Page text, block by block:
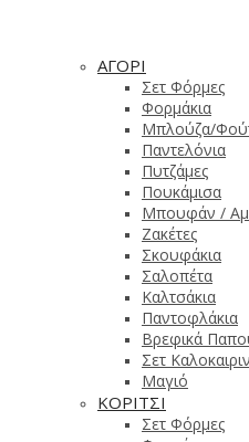
ΑΓΟΡΙ
Σετ Φόρμες
Φορμάκια
Μπλούζα/
Παντελόνια
Πυτζάμες
Πουκάμισα
Μπουφάν /
Ζακέτες
Σκουφάκια
Σαλοπέτα
Καλτσάκια
Παντοφλάκια
Βρεφικά
Σετ
Μαγιό
ΚΟΡΙΤΣΙ
Σετ Φόρμες